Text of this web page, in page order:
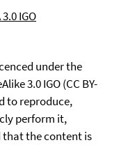
3.0 IGO
under the
3.0 IGO (CC BY-
to reproduce,
perform it,
the content is